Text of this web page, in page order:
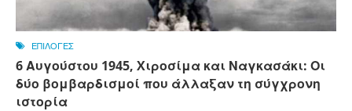
ΕΠΙΛΟΓΕΣ
6 Αυγούστου 1945, Xιροσίμα και Ναγκασάκι: Οι
δύο βομβαρδισμοί που άλλαξαν τη σύγχρονη
ιστορία